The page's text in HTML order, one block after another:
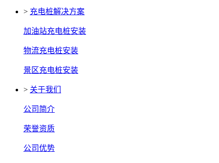
> 充电桩解决方案
加油站充电桩安装
物流充电桩安装
景区充电桩安装
> 关于我们
公司简介
荣誉资质
公司优势